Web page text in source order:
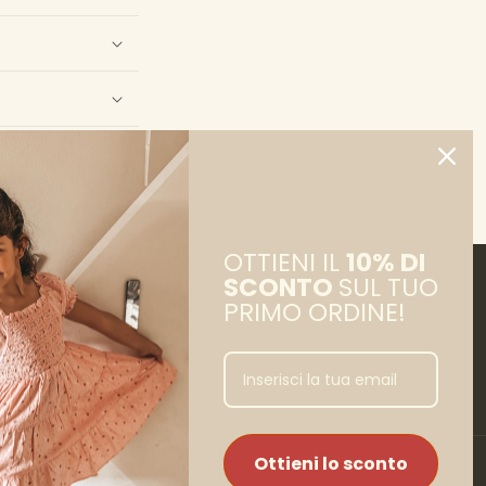
OTTIENI IL10% DI
SCONTO SUL TUO
PRIMO ORDINE!
Ottieni lo sconto